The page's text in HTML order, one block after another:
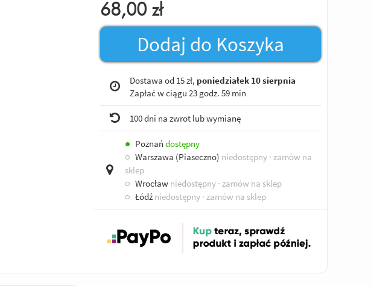
68,00 zł
Dodaj do Koszyka
Dostawa od 15 zł, poniedziałek 10 sierpnia
Zapłać w ciągu 23 godz. 59 min
100 dni na zwrot lub wymianę
● Poznań dostępny
○ Warszawa (Piaseczno) niedostępny · zamów na
sklep
○ Wrocław niedostępny · zamów na sklep
○ Łódź niedostępny · zamów na sklep